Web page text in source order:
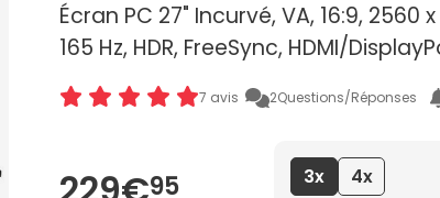
Écran PC 27" Incurvé, VA, 16:9, 2560
165 Hz, HDR, FreeSync, HDMI/
7 avis 2Questions/Réponses
95 3x
4x